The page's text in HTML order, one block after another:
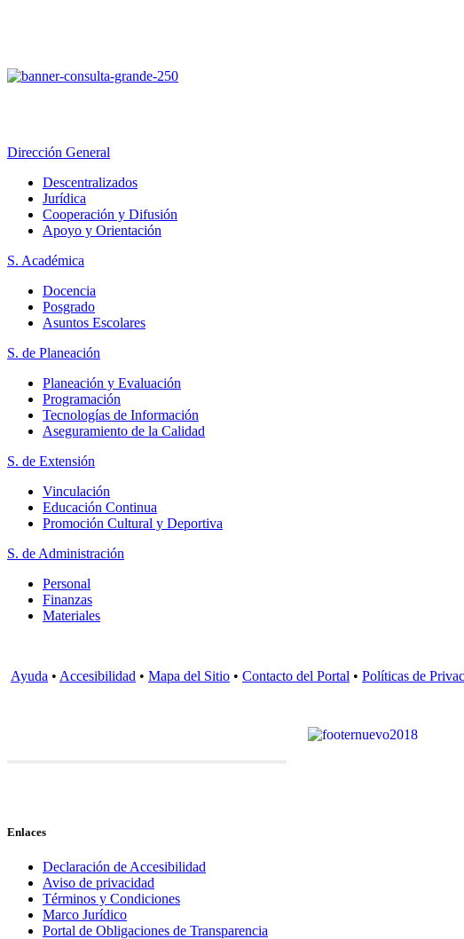
Dirección General
Descentralizados
Jurídica
Cooperación y Difusión
Apoyo y Orientación
S. Académica
Docencia
Posgrado
Asuntos Escolares
S. de Planeación
Planeación y Evaluación
Programación
Tecnologías de Información
Aseguramiento de la Calidad
S. de Extensión
Vinculación
Educación Continua
Promoción Cultural y Deportiva
S. de Administración
Personal
Finanzas
Materiales
Ayuda • Accesibilidad • Mapa del Sitio • Contacto del Portal • Políticas de
Enlaces
Declaración de Accesibilidad
Aviso de privacidad
Términos y Condiciones
Marco Jurídico
Portal de Obligaciones de Transparencia